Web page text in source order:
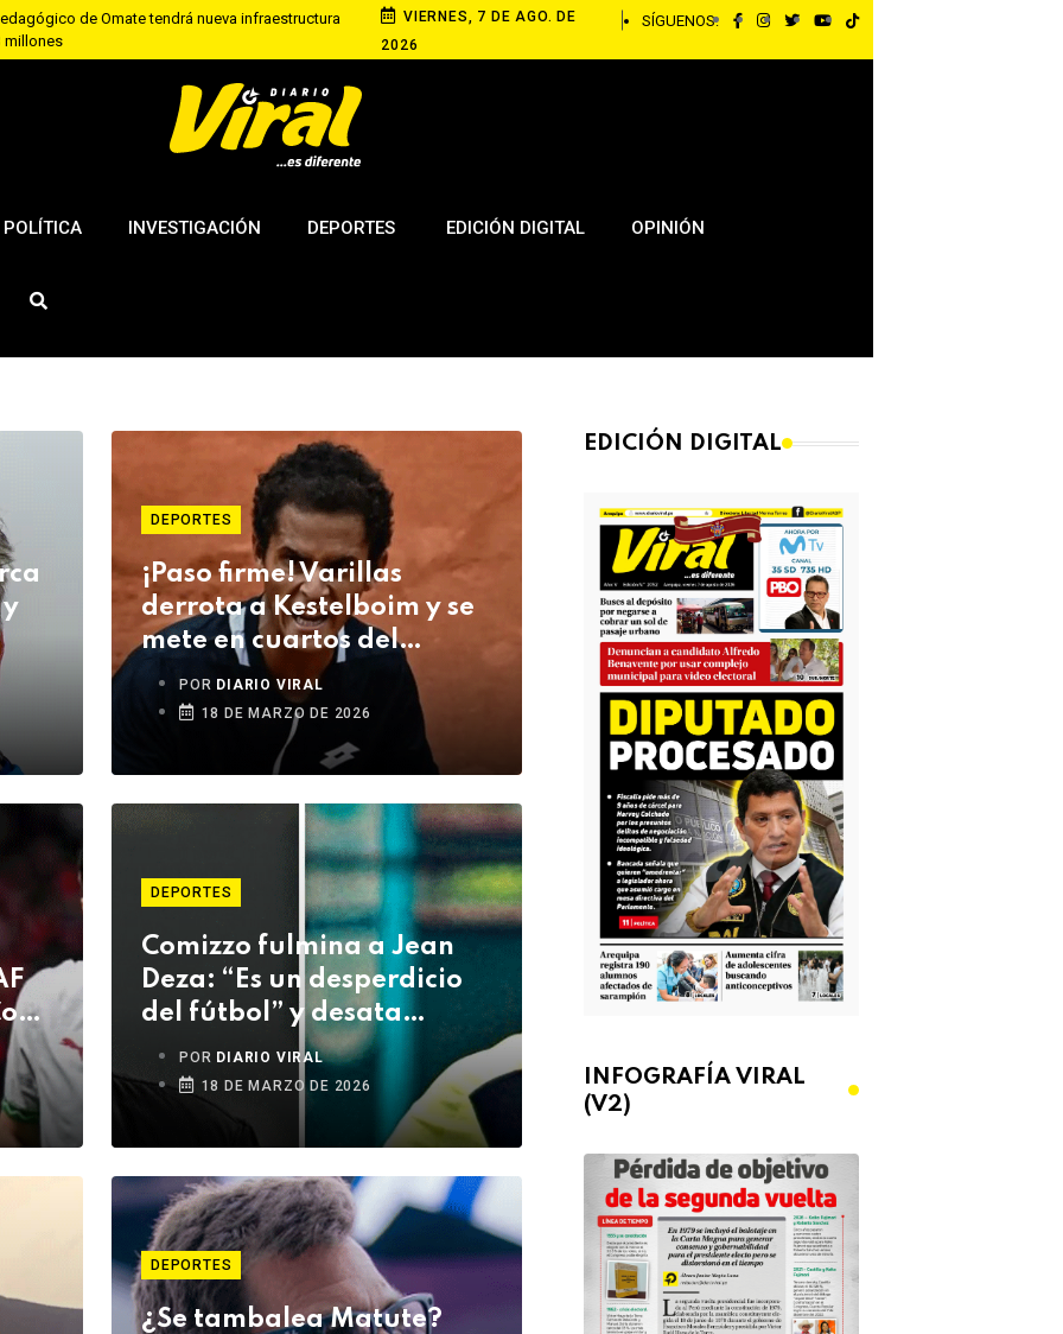
de Omate tendrá nueva infraestructura
millones
recupera S/ 50 tras denunciar cobro excesivo
policías investigados por presunto cambio de
VIERNES, 7 DE AGO. DE
2026
SÍGUENOS:
POLÍTICA INVESTIGACIÓN DEPORTES EDICIÓN DIGITAL OPINIÓN
DEPORTES
¡Paso firme! Varillas
derrota a Kestelboim y se
mete en cuartos del
Challenger de Asunción
POR DIARIO VIRAL
18 DE MARZO DE 2026
DEPORTES
Comizzo fulmina a Jean
Deza: “Es un desperdicio
del fútbol” y desata
polémica
POR DIARIO VIRAL
18 DE MARZO DE 2026
DEPORTES
¿Se tambalea Matute?
EDICIÓN DIGITAL
INFOGRAFÍA VIRAL
(V2)